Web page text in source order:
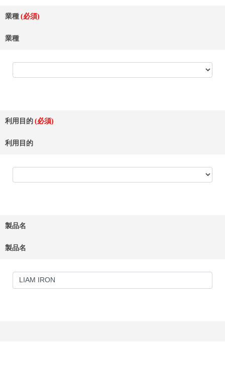
業種
業種
利用目的
利用目的
製品名
製品名